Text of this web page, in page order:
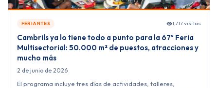
FERIANTES 1,717 visitas
Cambrils ya lo tiene todo a punto para la 67ª Feria
Multisectorial: 50.000 m² de puestos, atracciones y
mucho más
2 de junio de 2026
El programa incluye tres días de actividades, talleres,